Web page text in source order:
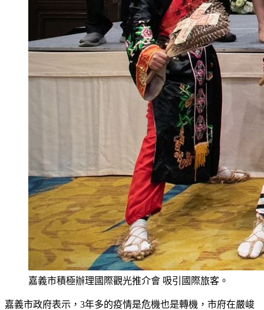
嘉義市積極辦理國際觀光推介會 吸引國際旅客。
嘉義市政府表示，3年多的疫情是危機也是轉機，市府在嚴峻